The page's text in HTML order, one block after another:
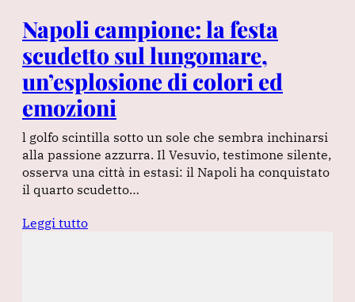
Napoli campione: la festa
scudetto sul lungomare,
un’esplosione di colori ed
emozioni
l golfo scintilla sotto un sole che sembra inchinarsi
alla passione azzurra. Il Vesuvio, testimone silente,
osserva una città in estasi: il Napoli ha conquistato
il quarto scudetto…
Leggi tutto